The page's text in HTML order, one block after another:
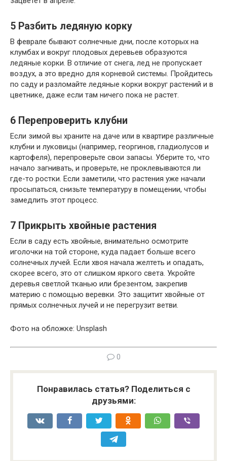
5 Разбить ледяную корку
В феврале бывают солнечные дни, после которых на
клумбах и вокруг плодовых деревьев образуются
ледяные корки. В отличие от снега, лед не пропускает
воздух, а это вредно для корневой системы. Пройдитесь
по саду и разломайте ледяные корки вокруг растений и в
цветнике, даже если там ничего пока не растет.
6 Перепроверить клубни
Если зимой вы храните на даче или в квартире различные
клубни и луковицы (например, георгинов, гладиолусов и
картофеля), перепроверьте свои запасы. Уберите то, что
начало загнивать, и проверьте, не проклевываются ли
где-то ростки. Если заметили, что растения уже начали
просыпаться, снизьте температуру в помещении, чтобы
замедлить этот процесс.
7 Прикрыть хвойные растения
Если в саду есть хвойные, внимательно осмотрите
иголочки на той стороне, куда падает больше всего
солнечных лучей. Если хвоя начала желтеть и опадать,
скорее всего, это от слишком яркого света. Укройте
деревья светлой тканью или брезентом, закрепив
материю с помощью веревки. Это защитит хвойные от
прямых солнечных лучей и не перегрузит ветви.
Фото на обложке: Unsplash
0
Понравилась статья? Поделиться с
друзьями: